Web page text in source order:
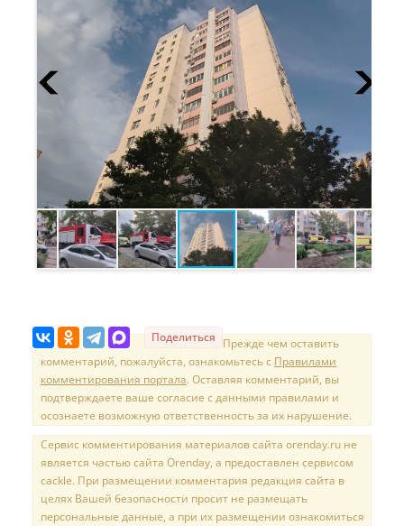
Поделиться Прежде чем оставить
комментарий, пожалуйста, ознакомьтесь с Правилами
комментирования портала. Оставляя комментарий, вы
подтверждаете ваше согласие с данными правилами и
осознаете возможную ответственность за их нарушение.
Сервис комментирования материалов сайта orenday.ru не
является частью сайта Orenday, а предоставлен сервисом
cackle. При размещении комментария редакция сайта в
целях Вашей безопасности просит не размещать
персональные данные, а при их размещении ознакомиться